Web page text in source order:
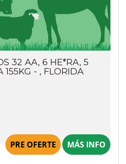
32 AA, 6 HE*RA, 5
155KG - , FLORIDA
PRE OFERTE MÁS INFO